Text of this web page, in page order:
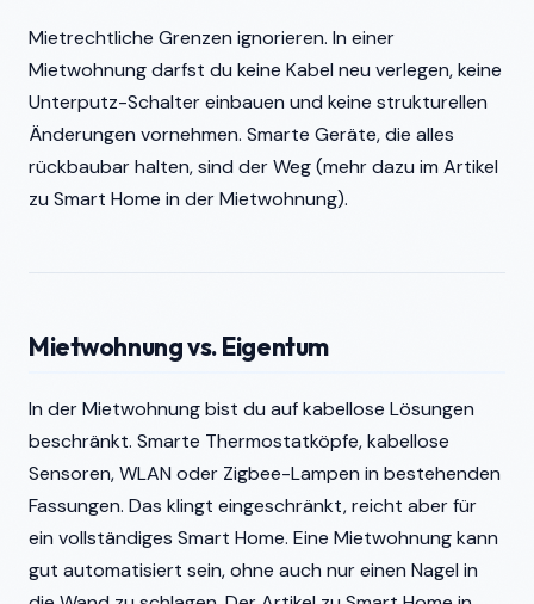
Mietrechtliche Grenzen ignorieren. In einer
Mietwohnung darfst du keine Kabel neu verlegen, keine
Unterputz-Schalter einbauen und keine strukturellen
Änderungen vornehmen. Smarte Geräte, die alles
rückbaubar halten, sind der Weg (mehr dazu im Artikel
zu Smart Home in der Mietwohnung).
Mietwohnung vs. Eigentum
In der Mietwohnung bist du auf kabellose Lösungen
beschränkt. Smarte Thermostatköpfe, kabellose
Sensoren, WLAN oder Zigbee-Lampen in bestehenden
Fassungen. Das klingt eingeschränkt, reicht aber für
ein vollständiges Smart Home. Eine Mietwohnung kann
gut automatisiert sein, ohne auch nur einen Nagel in